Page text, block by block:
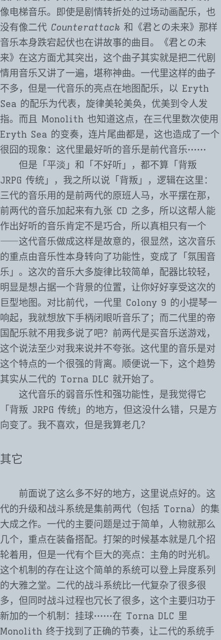
像电梯音乐。即使是剧情转折处的过场动画配乐，也
没有像二代 Counterattack 和《君との未来》那样
音乐本身跌宕起伏也在讲故事的曲目。《君との未
来》在这方面尤其突出，这个曲子其实就是把二代剧
情用音乐又讲了一遍，堪称神曲。一代里这样的曲子
不多，但是一代音乐的亮点在地图配乐，以 Eryth
Sea 的配乐为代表，旋律美轮美奂，优美到令人发
指。而且 Monolith 也知道这点，在三代里数次使用
Eryth Sea 的变奏，连片尾曲都是，这也造成了一个
很囧的现象：这代里最好听的音乐是前代音乐⋯⋯
但是「平淡」和「不好听」，都不算「背叛
JRPG 传统」，我之所以说「背叛」，逻辑在这里：
三代的音乐用的是前两代的原班人马，水平摆在那，
前两代的音乐加起来有九张 CD 之多，所以这帮人能
作出好听的音乐肯定不是巧合，所以真相只有一个
⸺这代音乐做成这样是故意的，很显然，这次音乐
的重点由音乐性本身转向了功能性，变成了「氛围音
乐」。这次的音乐大多旋律比较简单，配器比较轻，
明显是想占据一个背景的位置，让你好好享受这次的
巨型地图。对比前代，一代里 Colony 9 的小提琴一
响起，我就想放下手柄闭眼听音乐了；而二代里的帝
国配乐就不用我多说了吧？前两代是买音乐送游戏，
这个说法至少对我来说并不夸张。这代里的音乐是对
这个特点的一个很强的背离。顺便说一下，这个趋势
其实从二代的 Torna DLC 就开始了。
这代音乐的弱音乐性和强功能性，是我觉得它
「背叛 JRPG 传统」的地方，但这没什么错，只是方
向变了。我不喜欢，但是我算老几？
其它
前面说了这么多不好的地方，这里说点好的。这
代的升级和战斗系统是集前两代（包括 Torna）的集
大成之作。一代的主要问题是过于简单，人物就那么
几个，重点在装备搭配。打架的时候基本就是几个招
轮着用，但是一代有个巨大的亮点：主角的时光机。
这个机制的存在让这个简单的系统可以登上异度系列
的大雅之堂。二代的战斗系统比一代复杂了很多很
多，但同时战斗过程也冗长了很多，这个主要归功于
新加的一个机制：挂球⋯⋯在 Torna DLC 里
Monolith 终于找到了正确的节奏，让二代的系统手